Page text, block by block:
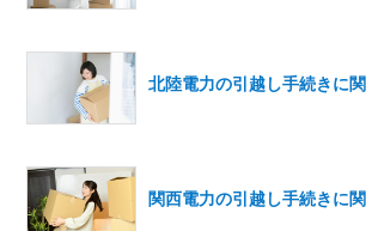
北陸電力の引越し手続きに
関西電力の引越し手続きに